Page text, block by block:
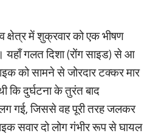
क्षेत्र में शुक्रवार को एक भीषण
गलत दिशा (रोंग साइड) से आ
को सामने से जोरदार टक्कर मार
कि दुर्घटना के तुरंत बाद
गई, जिससे वह पूरी तरह जलकर
सवार दो लोग गंभीर रूप से घायल